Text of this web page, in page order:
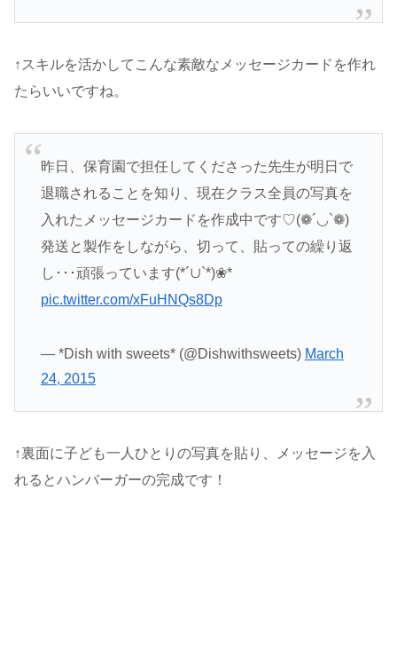
↑スキルを活かしてこんな素敵なメッセージカードを作れ
たらいいですね。
昨日、保育園で担任してくださった先生が明日で
退職されることを知り、現在クラス全員の写真を
入れたメッセージカードを作成中です♡(❁´◡`❁)
発送と製作をしながら、切って、貼っての繰り返
し･･･頑張っています(*´∪`*)❀*
pic.twitter.com/xFuHNQs8Dp
— *Dish with sweets* (@Dishwithsweets) March
24, 2015
↑裏面に子ども一人ひとりの写真を貼り、メッセージを入
れるとハンバーガーの完成です！